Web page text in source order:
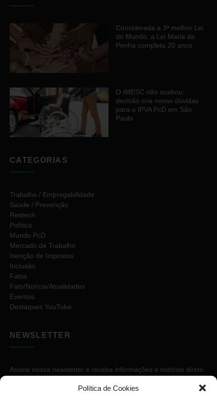
Política de Cookies
Considerada a 3ª melhor Lei
do Mundo, a Lei Maria da
Penha completa 20 anos
O IMESC não acabou:
decisão cria novas dúvidas
para o IPVA PcD em São
Paulo
CATEGORIAS
Trabalho / Empregabilidade
Saúde / Prevenção
Reatech
Política
Mundo PcD
Mercado de Trabalho
Isenção de Impostos
Inclusão
Fatos
Fato/Notícia/Atualidades
Eventos
Destaques YouTube
NEWSLETTER
Assine nossa newsletter e receba informações e notícias direto